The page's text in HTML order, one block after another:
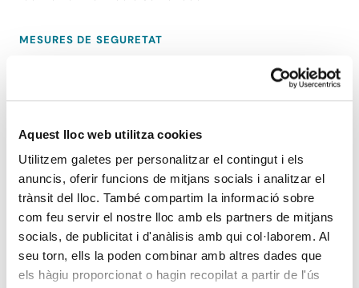
Aquest lloc web utilitza cookies
Utilitzem galetes per personalitzar el contingut i els
anuncis, oferir funcions de mitjans socials i analitzar el
trànsit del lloc. També compartim la informació sobre
com feu servir el nostre lloc amb els partners de mitjans
socials, de publicitat i d'anàlisis amb qui col·laborem. Al
seu torn, ells la poden combinar amb altres dades que
els hàgiu proporcionat o hagin recopilat a partir de l'ús
MESURES DE SEGURETAT
INTERPESCA ha adoptat en el sistema d'informació les
mesures tècniques i organitzatives adequades, a fi de
emmagatzemades, evitant així, la seva alteració, pèrdua,
tractament o accés no autoritzat; tenint en compte
l'estat de la tècnica, els costos d'aplicació, i la
naturalesa, l'abast, el context i les finalitats del
tractament, així com riscos de probabilitat i gravetat
variables associades a cadascun dels tractaments.
DRETS DELS USUARIS